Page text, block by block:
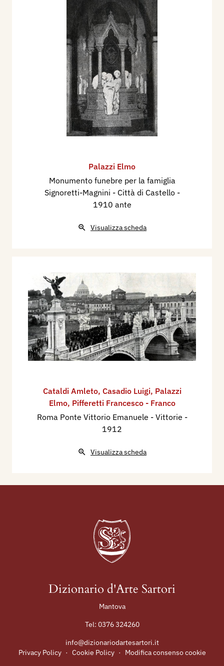
Palazzi Elmo
Monumento funebre per la famiglia
Signoretti-Magnini - Città di Castello -
1910 ante
Visualizza scheda
Cataldi Amleto, Casadio Luigi, Palazzi
Elmo, Pifferetti Francesco - Franco
Roma Ponte Vittorio Emanuele - Vittorie -
1912
Visualizza scheda
Dizionario d'Arte Sartori
Mantova
Tel: 0376 324260
info@dizionariodartesartori.it
Privacy Policy · Cookie Policy · Modifica consenso cookie